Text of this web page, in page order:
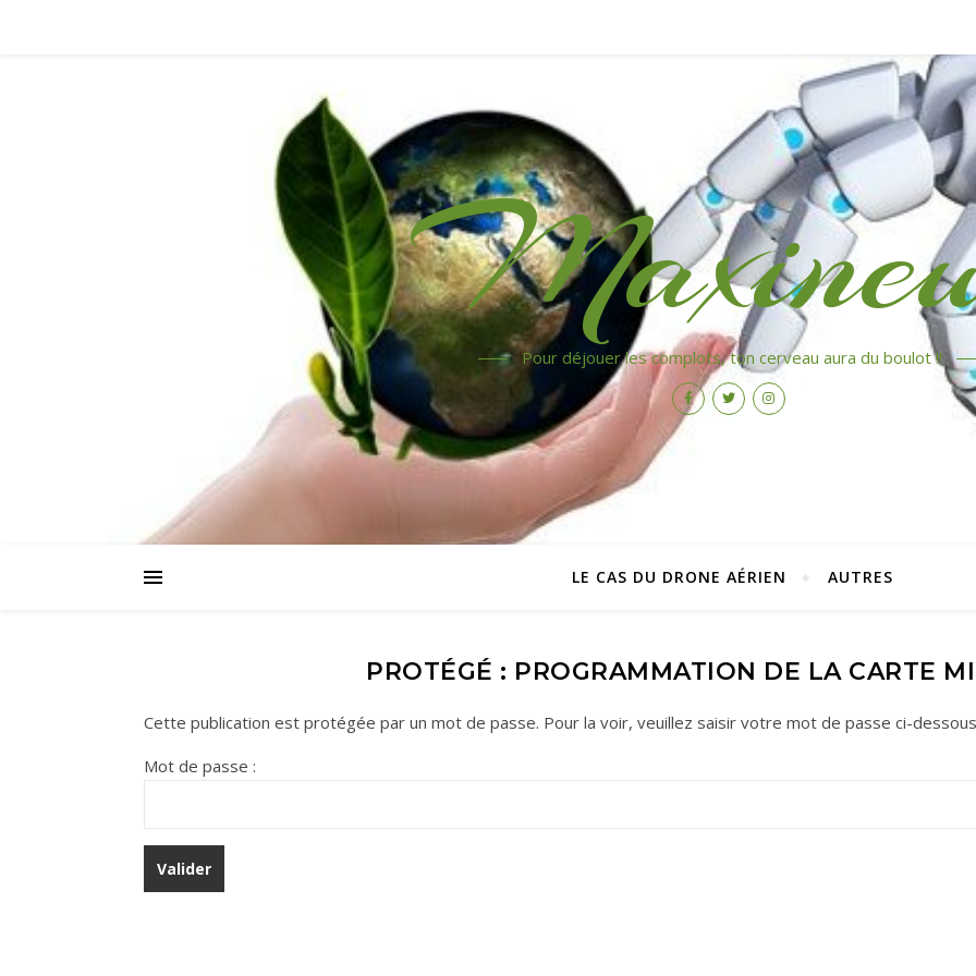
Pour déjouer les complots, ton cerveau aura du boulot !!
LE CAS DU DRONE AÉRIEN AUTRES
PROTÉGÉ : PROGRAMMATION DE LA CARTE
Cette publication est protégée par un mot de passe. Pour la voir, veuillez saisir votre mot de passe ci-
Mot de passe :